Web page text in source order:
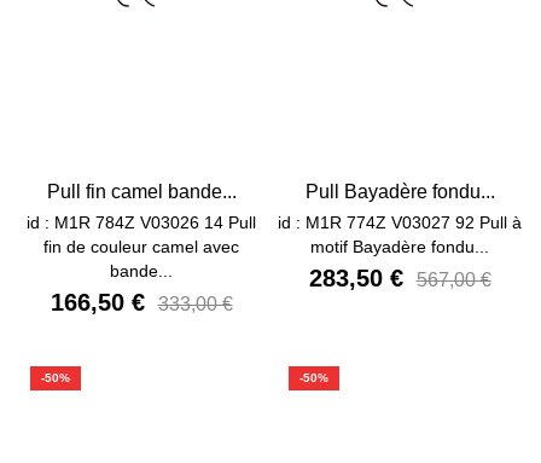
Pull fin camel bande...
id : M1R 784Z V03026 14 Pull
fin de couleur camel avec
bande...
166,50 € 333,00 €
Pull Bayadère fondu...
id : M1R 774Z V03027 92 Pull à
motif Bayadère fondu...
283,50 € 567,00 €
-50% -50%